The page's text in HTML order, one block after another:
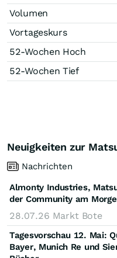
Volumen
Vortageskurs
52-Wochen Hoch
52-Wochen Tief
Neuigkeiten zur
Nachrichten
Almonty Industries,
der Community am
28.07.26 Markt Bote
Tagesvorschau 12. Mai:
Bayer, Munich Re und